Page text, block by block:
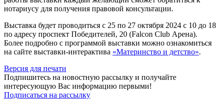
нотариусу для получения правовой консультации.
Выставка будет проводиться с 25 по 27 октября 2024 с 10 до 18
по адресу проспект Победителей, 20 (Falcon Club Арена).
Более подробно с программой выставки можно ознакомиться
на сайте выставки-интерактива «Материнство и детство».
Версия для печати
Подпишитесь на новостную рассылку и получайте
интересующую Вас информацию первыми!
Подписаться на рассылку